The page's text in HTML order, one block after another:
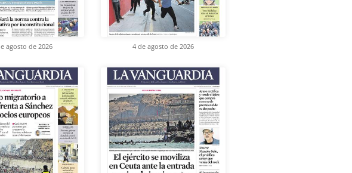
agosto de 2026 4 de agosto de 2026